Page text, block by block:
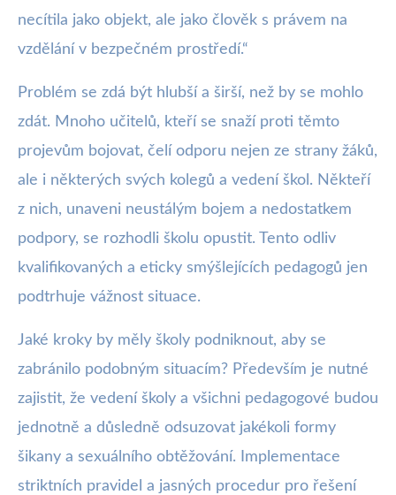
necítila jako objekt, ale jako člověk s právem na
vzdělání v bezpečném prostředí.“
Problém se zdá být hlubší a širší, než by se mohlo
zdát. Mnoho učitelů, kteří se snaží proti těmto
projevům bojovat, čelí odporu nejen ze strany žáků,
ale i některých svých kolegů a vedení škol. Někteří
z nich, unaveni neustálým bojem a nedostatkem
podpory, se rozhodli školu opustit. Tento odliv
kvalifikovaných a eticky smýšlejících pedagogů jen
podtrhuje vážnost situace.
Jaké kroky by měly školy podniknout, aby se
zabránilo podobným situacím? Především je nutné
zajistit, že vedení školy a všichni pedagogové budou
jednotně a důsledně odsuzovat jakékoli formy
šikany a sexuálního obtěžování. Implementace
striktních pravidel a jasných procedur pro řešení